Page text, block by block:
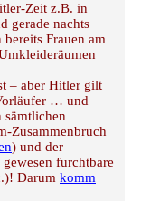
Zeit z.B. in
gerade nachts
Frauen am
– aber Hitler gilt
… und
sämtlichen
Zusammenbruch
) und der
furchtbare
Darum komm